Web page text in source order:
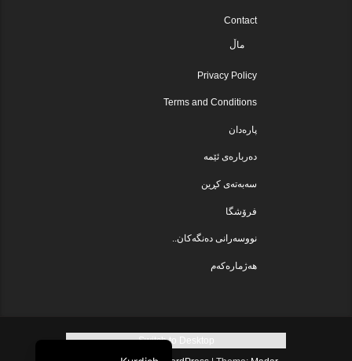
Contact
ماڵ
Privacy Policy
Terms and Conditions
پارەدان
دەربارەی ئێمە
سەبەتەی کڕین
فرۆشگا
نووسەرانی دەنگەکان..
هەژمارەکەم
Switch to Desktop